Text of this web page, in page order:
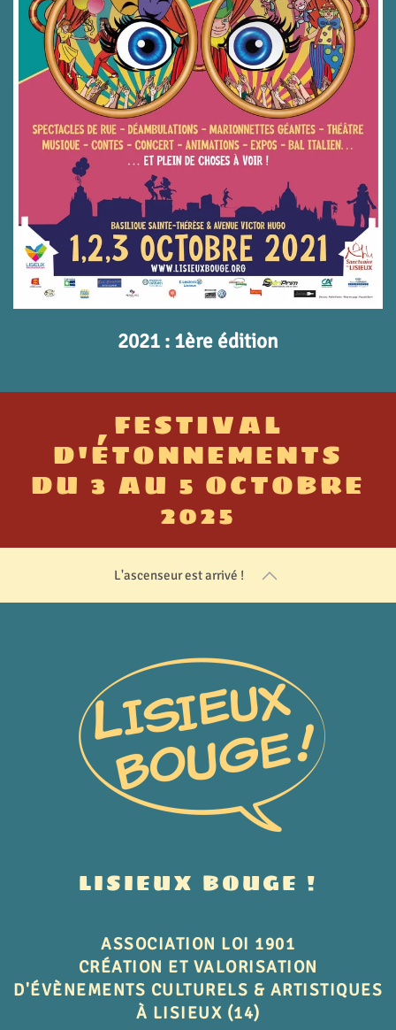
2021 : 1ère édition
FESTIVAL
D'ÉTONNEMENTS
DU 3 AU 5 OCTOBRE
2025
L'ascenseur est arrivé !
LISIEUX BOUGE !
ASSOCIATION LOI 1901
CRÉATION ET VALORISATION
D'ÉVÈNEMENTS CULTURELS & ARTISTIQUES
À LISIEUX (14)